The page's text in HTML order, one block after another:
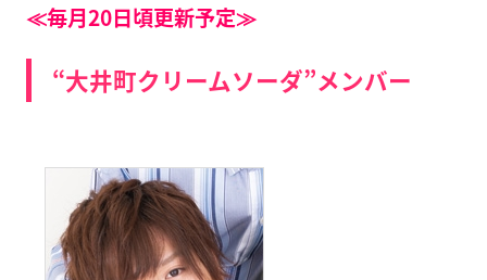
≪毎月20日頃更新予定≫
“大井町クリームソーダ”メンバー